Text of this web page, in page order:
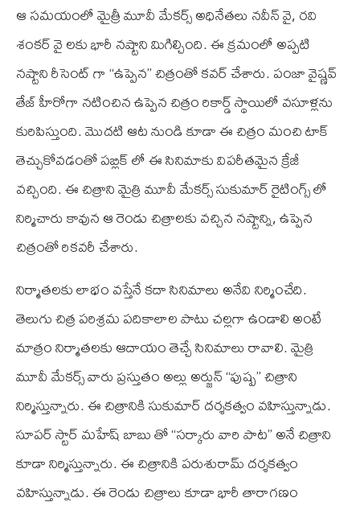
ఆ సమయంలో మైత్రీ మూవీ మేకర్స్ అధినేతలు నవీన్ వై, రవి
శంకర్ వై లకు భారీ నష్టాని మిగిల్చింది. ఈ క్రమంలో అప్పటి
నష్టాని రీసెంట్ గా “ఉప్పెన” చిత్రంతో కవర్ చేశారు. పంజా వైష్ణవ్
తేజ్ హీరోగా నటించిన ఉప్పెన చిత్రం రికార్డ్ స్థాయిలో వసూళ్లను
కురిపిస్తుంది. మొదటి ఆట నుండి కూడా ఈ చిత్రం మంచి టాక్
తెచ్చుకోవడంతో పబ్లిక్ లో ఈ సినిమాకు విపరీతమైన క్రేజీ
వచ్చింది. ఈ చిత్రాని మైత్రి మూవీ మేకర్స్ సుకుమార్ రైటింగ్స్ లో
నిర్మిచారు కావున ఆ రెండు చిత్రాలకు వచ్చిన నష్టాన్ని, ఉప్పెన
చిత్రంతో రికవరీ చేశారు.
నిర్మాతలకు లాభం వస్తేనే కదా సినిమాలు అనేవి నిర్మించేది.
తెలుగు చిత్ర పరిశ్రమ పదికాలాల పాటు చల్లగా ఉండాలి అంటే
మాత్రం నిర్మాతలకు ఆదాయం తెచ్చే సినిమాలు రావాలి. మైత్రి
మూవీ మేకర్స్ వారు ప్రస్తుతం అల్లు అర్జున్ “పుష్ప” చిత్రాని
నిర్మిస్తున్నారు. ఈ చిత్రానికి సుకుమార్ దర్శకత్వం వహిస్తున్నాడు.
సూపర్ స్టార్ మహేష్ బాబు తో “సర్కారు వారి పాట” అనే చిత్రాని
కూడా నిర్మిస్తున్నారు. ఈ చిత్రానికి పరుశురామ్ దర్శకత్వం
వహిస్తున్నాడు. ఈ రెండు చిత్రాలు కూడా భారీ తారాగణం